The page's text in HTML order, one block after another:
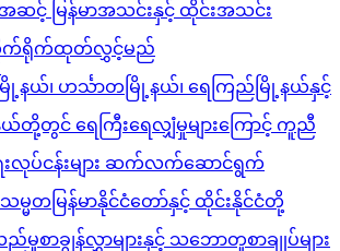
အဆင့် မြန်မာအသင်းနှင့် ထိုင်းအသင်း
က်ရိုက်ထုတ်လွှင့်မည်
ြို့နယ်၊ ဟင်္သာတမြို့နယ်၊ ရေကြည်မြို့နယ်နှင့်
ယ်တို့တွင် ရေကြီးရေလျှံမှုများကြောင့် ကူညီ
ပ်ငန်းများ ဆက်လက်ဆောင်ရွက်
မ္မတမြန်မာနိုင်ငံတော်နှင့် ထိုင်းနိုင်ငံတို့
ည်မှုစာချွန်လွှာများနှင့် သဘောတူစာချုပ်များ